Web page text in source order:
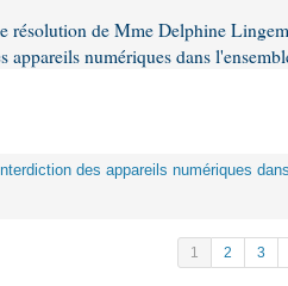
résolution de Mme Delphine
appareils numériques dans
des appareils numériques
1 2 3